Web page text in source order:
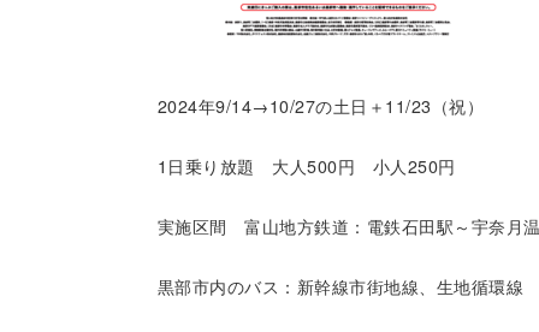
2024年9/14→10/27の土日＋11/23（祝）
1日乗り放題 大人500円 小人250円
実施区間 富山地方鉄道：電鉄石田駅～宇奈月
黒部市内のバス：新幹線市街地線、生地循環線